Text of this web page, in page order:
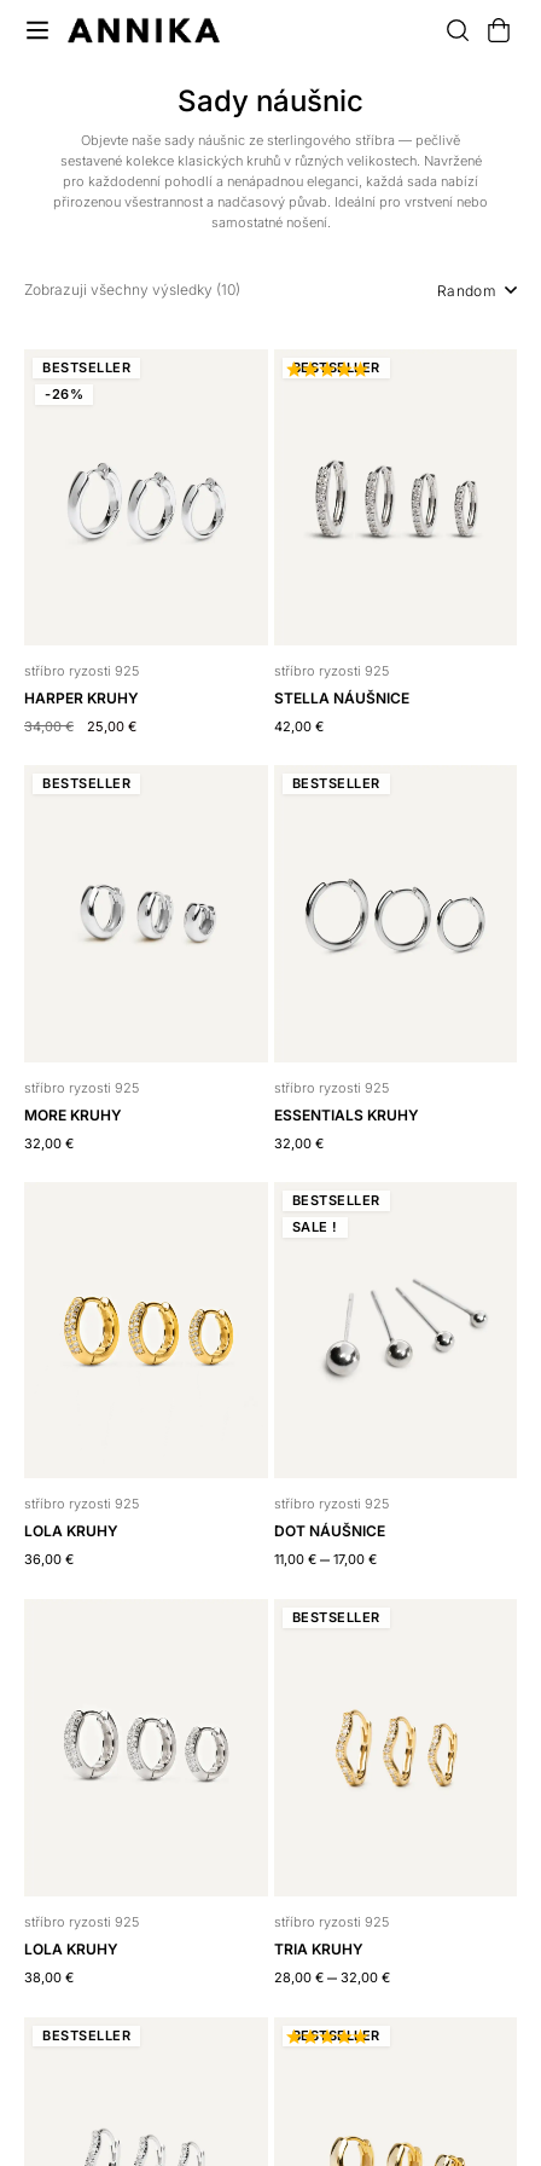
Sady náušnic
Objevte naše sady náušnic ze sterlingového stříbra — pečlivě
sestavené kolekce klasických kruhů v různých velikostech. Navržené
pro každodenní pohodlí a nenápadnou eleganci, každá sada nabízí
přirozenou všestrannost a nadčasový půvab. Ideální pro vrstvení nebo
samostatné nošení.
Zobrazuji všechny výsledky (10) Random
BESTSELLER
-26%
stříbro ryzosti 925
HARPER KRUHY
34,00€ 25,00 €
BESTSELLER
stříbro ryzosti 925
STELLA NÁUŠNICE
42,00 €
BESTSELLER
stříbro ryzosti 925
MORE KRUHY
32,00 €
BESTSELLER
stříbro ryzosti 925
ESSENTIALS KRUHY
32,00 €
stříbro ryzosti 925
LOLA KRUHY
36,00 €
BESTSELLER
SALE !
stříbro ryzosti 925
DOT NÁUŠNICE
11,00 € – 17,00 €
stříbro ryzosti 925
LOLA KRUHY
38,00 €
BESTSELLER
stříbro ryzosti 925
TRIA KRUHY
28,00 € – 32,00 €
BESTSELLER BESTSELLER